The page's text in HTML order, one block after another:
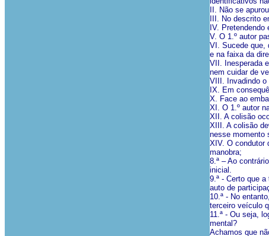
II. Não se
III. No descrito
IV.
V. O 1.º autor
VI. Sucede que,
e na faixa da
VII. Inesperada
nem cuidar de
VIII. Invadindo o
IX. Em
X. Face ao
XI. O 1.º autor
XII. A colisão
XIII. A colisão
nesse momento
XIV. O condutor
manobra;
8.ª – Ao
inicial.
9.ª - Certo que
auto de
10.ª - No
terceiro veículo
11.ª - Ou seja,
mental?
Achamos que